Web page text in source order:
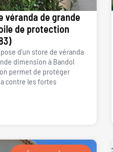
véranda de grande
de protection
d’un store de véranda
dimension à Bandol
permet de protéger
contre les fortes